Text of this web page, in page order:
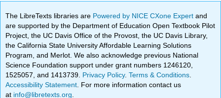
The LibreTexts libraries are Powered by NICE CXone Expertand
are supported by the Department of Education Open Textbook Pilot
Project, the UC Davis Office of the Provost, the UC Davis Library,
the California State University Affordable Learning Solutions
Program, and Merlot. We also acknowledge previous National
Science Foundation support under grant numbers 1246120,
1525057, and 1413739. Privacy Policy.Terms & Conditions
Accessibility Statement . For more information contact us
at info@libretexts.org